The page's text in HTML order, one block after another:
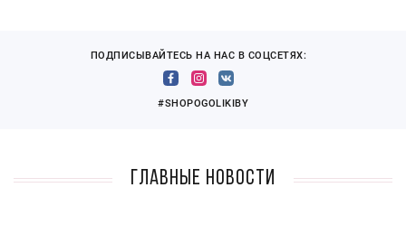
ПОДПИСЫВАЙТЕСЬ НА НАС В СОЦСЕТЯХ:
#SHOPOGOLIKIBY
Главные новости